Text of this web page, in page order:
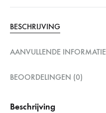
BESCHRIJVING
AANVULLENDE INFORMATIE
BEOORDELINGEN (0)
Beschrijving